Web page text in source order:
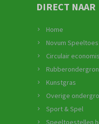
DIRECT NAAR
Home
Novum
Circulair
Kunstgras
Overige
Sport & Spel
Speeltoestellen